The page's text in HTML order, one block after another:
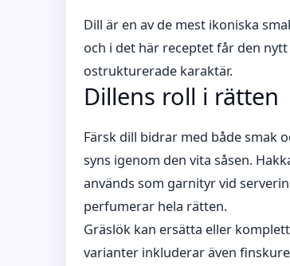
Dill är en av de mest ikoniska
och i det här receptet får den
ostrukturerade karaktär.
Dillens roll i rätten
Färsk dill bidrar med både smak
syns igenom den vita såsen.
används som garnityr vid
perfumerar hela rätten.
Gräslök kan ersätta eller
varianter inkluderar även